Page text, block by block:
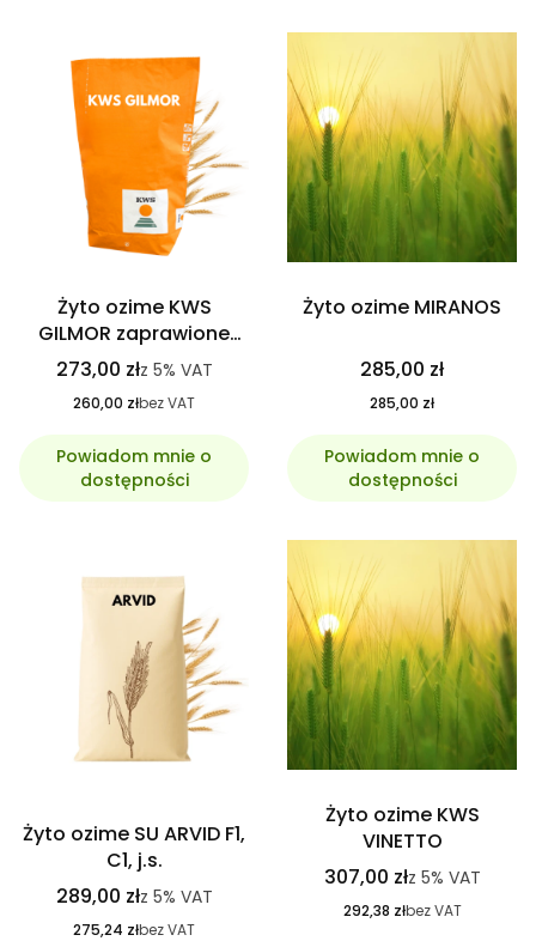
Żyto ozime KWS
GILMOR zaprawione
KINTO PLUS, C1
Hybrydowe
273,00 złz 5% VAT
260,00 złbez VAT
Powiadom mnie o
dostępności
Żyto ozime MIRANOS
285,00 zł
285,00 zł
Powiadom mnie o
dostępności
Żyto ozime SU ARVID F1,
C1, j.s.
289,00 złz 5% VAT
275,24 złbez VAT
Żyto ozime KWS
VINETTO
307,00 złz 5% VAT
292,38 złbez VAT